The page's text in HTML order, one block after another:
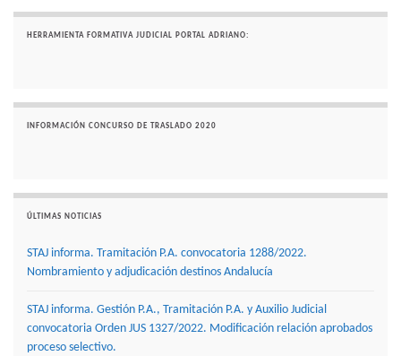
HERRAMIENTA FORMATIVA JUDICIAL PORTAL ADRIANO:
INFORMACIÓN CONCURSO DE TRASLADO 2020
ÚLTIMAS NOTICIAS
STAJ informa. Tramitación P.A. convocatoria 1288/2022.
Nombramiento y adjudicación destinos Andalucía
STAJ informa. Gestión P.A., Tramitación P.A. y Auxilio Judicial
convocatoria Orden JUS 1327/2022. Modificación relación aprobados
proceso selectivo.